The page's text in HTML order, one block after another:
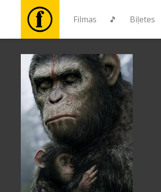
Filmas 🎵 Biļetes
Filmas
🎵
Biļetes
Kultūra
Pasākumi